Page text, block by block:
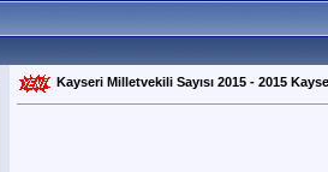
Kayseri Milletvekili Sayısı 2015 - 2015